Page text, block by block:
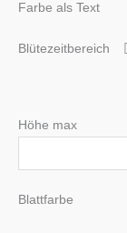
Farbe als Text
Blütezeitbereich
Höhe max
Blattfarbe